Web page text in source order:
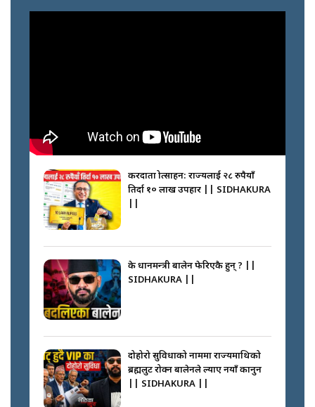
करदाता प्रोत्साहन: राज्यलाई २८ रुपैयाँ
तिर्दा १० लाख उपहार || SIDHAKURA
||
के प्रधानमन्त्री बालेन फेरिएकै हुन् ? ||
SIDHAKURA ||
दोहोरो सुविधाको नाममा राज्यमाथिको
ब्रह्मलुट रोक्न बालेनले ल्याए नयाँ कानुन
|| SIDHAKURA ||